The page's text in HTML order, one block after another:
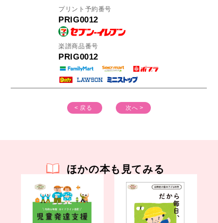
プリント予約番号
PRIG0012
楽譜商品番号
PRIG0012
< 戻る 次へ >
ほかの本も見てみる